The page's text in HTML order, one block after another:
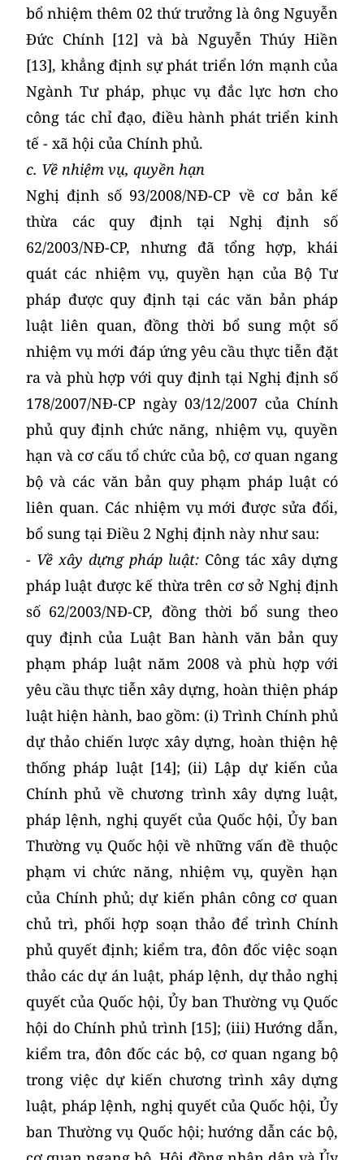
bổ nhiệm thêm 02 thứ trưởng là ông Nguyễn
Đức Chính [12] và bà Nguyễn Thúy Hiền
[13], khẳng định sự phát triển lớn mạnh của
Ngành Tư pháp, phục vụ đắc lực hơn cho
công tác chỉ đạo, điều hành phát triển kinh
tế - xã hội của Chính phủ.
c. Về nhiệm vụ, quyền hạn
Nghị định số 93/2008/NĐ-CP về cơ bản kế
thừa các quy định tại Nghị định số
62/2003/NĐ-CP, nhưng đã tổng hợp, khái
quát các nhiệm vụ, quyền hạn của Bộ Tư
pháp được quy định tại các văn bản pháp
luật liên quan, đồng thời bổ sung một số
nhiệm vụ mới đáp ứng yêu cầu thực tiễn đặt
ra và phù hợp với quy định tại Nghị định số
178/2007/NĐ-CP ngày 03/12/2007 của Chính
phủ quy định chức năng, nhiệm vụ, quyền
hạn và cơ cấu tổ chức của bộ, cơ quan ngang
bộ và các văn bản quy phạm pháp luật có
liên quan. Các nhiệm vụ mới được sửa đổi,
bổ sung tại Điều 2 Nghị định này như sau:
- Về xây dựng pháp luật: Công tác xây dựng
pháp luật được kế thừa trên cơ sở Nghị định
số 62/2003/NĐ-CP, đồng thời bổ sung theo
quy định của Luật Ban hành văn bản quy
phạm pháp luật năm 2008 và phù hợp với
yêu cầu thực tiễn xây dựng, hoàn thiện pháp
luật hiện hành, bao gồm: (i) Trình Chính phủ
dự thảo chiến lược xây dựng, hoàn thiện hệ
thống pháp luật [14]; (ii) Lập dự kiến của
Chính phủ về chương trình xây dựng luật,
pháp lệnh, nghị quyết của Quốc hội, Ủy ban
Thường vụ Quốc hội về những vấn đề thuộc
phạm vi chức năng, nhiệm vụ, quyền hạn
của Chính phủ; dự kiến phân công cơ quan
chủ trì, phối hợp soạn thảo để trình Chính
phủ quyết định; kiểm tra, đôn đốc việc soạn
thảo các dự án luật, pháp lệnh, dự thảo nghị
quyết của Quốc hội, Ủy ban Thường vụ Quốc
hội do Chính phủ trình [15]; (iii) Hướng dẫn,
kiểm tra, đôn đốc các bộ, cơ quan ngang bộ
trong việc dự kiến chương trình xây dựng
luật, pháp lệnh, nghị quyết của Quốc hội, Ủy
ban Thường vụ Quốc hội; hướng dẫn các bộ,